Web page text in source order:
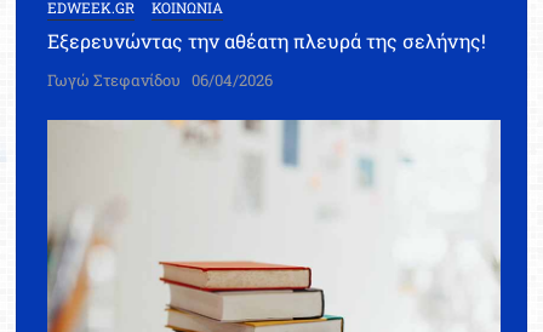
EDWEEK.GR ΚΟΙΝΩΝΙΑ
Εξερευνώντας την αθέατη πλευρά της σελήνης!
Γωγώ Στεφανίδου 06/04/2026